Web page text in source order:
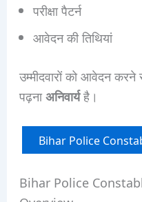
परीक्षा पैटर्न
आवेदन की तिथियां
उम्मीदवारों को आवेदन
पढ़नाअनिवार्यहै।
Bihar Police
Bihar Police